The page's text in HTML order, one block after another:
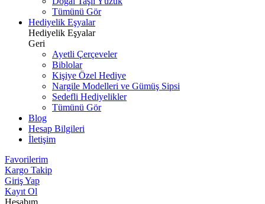
Tümünü Gör
Hediyelik Eşyalar
Hediyelik Eşyalar
Geri
Ayetli Çerçeveler
Biblolar
Kişiye Özel Hediye
Nargile Modelleri ve Gümüş Sipsi
Sedefli Hediyelikler
Tümünü Gör
Blog
Hesap Bilgileri
İletişim
Favorilerim
Kargo Takip
Giriş Yap
Kayıt Ol
Hesabım